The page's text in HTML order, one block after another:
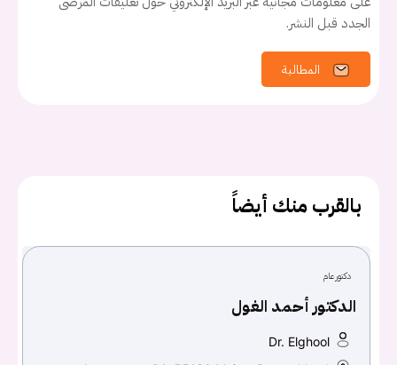
كلمه السر
الجدد قبل النشر.
المطالبة
بالقرب منك أيضاً
دكتور عام
الدكتور أحمد الغول
Dr. Elghool